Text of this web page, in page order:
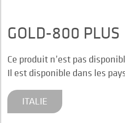
GOLD-800 PLUS
Ce produit n’est pas
Il est disponible dans les
ITALIE